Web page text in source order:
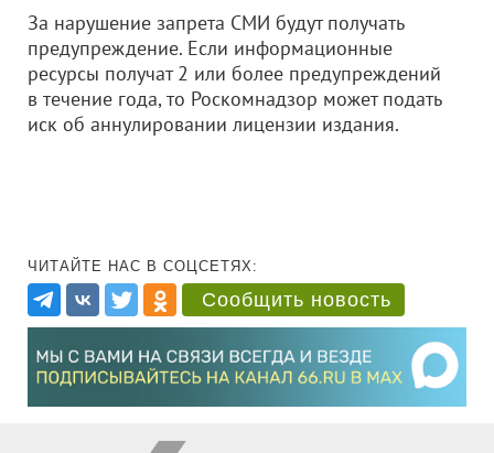
За нарушение запрета СМИ будут получать
предупреждение. Если информационные
ресурсы получат 2 или более предупреждений
в течение года, то Роскомнадзор может подать
иск об аннулировании лицензии издания.
ЧИТАЙТЕ НАС В СОЦСЕТЯХ:
Сообщить новость